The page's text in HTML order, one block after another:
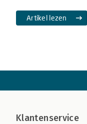
Artikel lezen
Klantenservice